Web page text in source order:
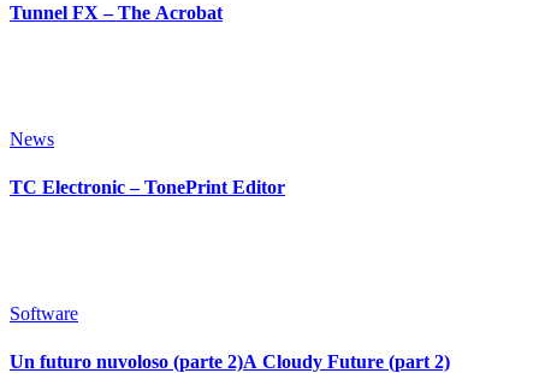
Tunnel FX – The Acrobat
News
TC Electronic – TonePrint Editor
Software
Un futuro nuvoloso (parte 2)A Cloudy Future (part 2)